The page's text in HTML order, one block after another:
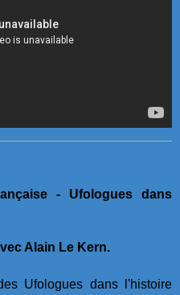
- Ufologues dans
Alain Le Kern.
Ufologues dans l'histoire